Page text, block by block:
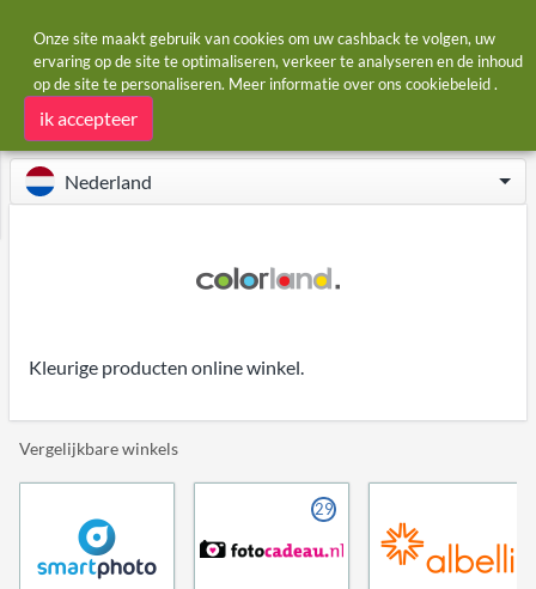
Startpagina Winkels Colorland
Colorland cashback
Nederland
Kleurige producten online winkel.
Vergelijkbare winkels
29
Onze site maakt gebruik van cookies om uw cashback te volgen, uw
ervaring op de site te optimaliseren, verkeer te analyseren en de inhoud
op de site te personaliseren. Meer informatie over ons cookiebeleid.
ik accepteer